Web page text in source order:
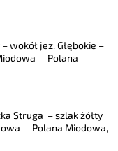
wokół jez. Głębokie –
– Polana
Struga – szlak żółty
– Polana Miodowa,